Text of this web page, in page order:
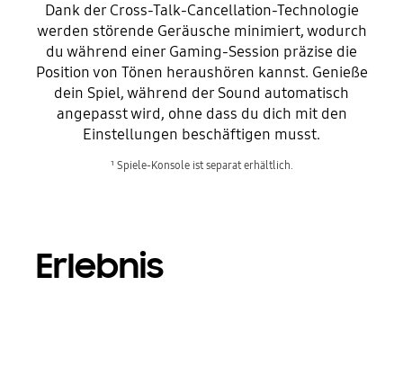
Dank der Cross-Talk-Cancellation-Technologie
werden störende Geräusche minimiert, wodurch
du während einer Gaming-Session präzise die
Position von Tönen heraushören kannst. Genieße
dein Spiel, während der Sound automatisch
angepasst wird, ohne dass du dich mit den
Einstellungen beschäftigen musst.
¹ Spiele-Konsole ist separat erhältlich.
Erlebnis